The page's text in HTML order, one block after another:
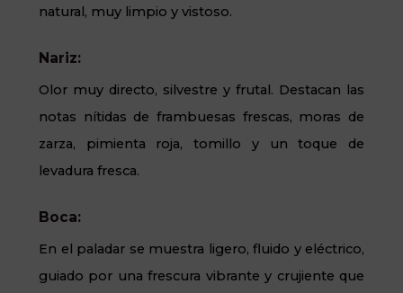
natural, muy limpio y vistoso.
Nariz:
Olor muy directo, silvestre y frutal. Destacan las
notas nítidas de frambuesas frescas, moras de
zarza, pimienta roja, tomillo y un toque de
levadura fresca.
Boca:
En el paladar se muestra ligero, fluido y eléctrico,
guiado por una frescura vibrante y crujiente que